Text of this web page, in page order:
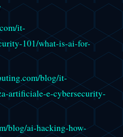
it-
101/what-is-ai-for-
blog/it-
artificiale-e-cybersecurity-
blog/ai-hacking-how-